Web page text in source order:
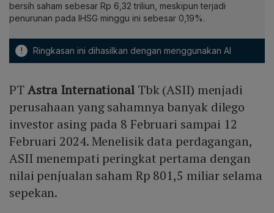
bersih saham sebesar Rp 6,32 triliun, meskipun terjadi
penurunan pada IHSG minggu ini sebesar 0,19%.
! Ringkasan ini dihasilkan dengan menggunakan AI
PTAstra InternationalTbk (ASII) menjadi
perusahaan yang sahamnya banyak dilego
investor asing pada 8 Februari sampai 12
Februari 2024. Menelisik data perdagangan,
ASII menempati peringkat pertama dengan
nilai penjualan saham Rp 801,5 miliar selama
sepekan.